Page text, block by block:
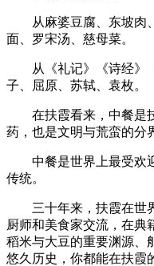
从麻婆豆腐、东坡肉
面、罗宋汤、慈母菜。
从《礼记》《诗经》
子、屈原、苏轼、袁枚。
在扶霞看来，中餐是
药，也是文明与荒蛮的分
中餐是世界上最受欢
传统。
三十年来，扶霞在世
厨师和美食家交流，在典
稻米与大豆的重要渊源、
悠久历史，你都能在扶霞